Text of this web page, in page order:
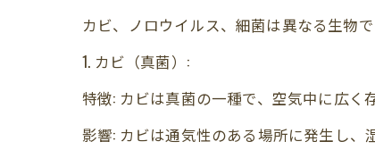
カビ、ノロウイルス、細菌は異なる生物
1. カビ（真菌）:
特徴: カビは真菌の一種で、空気中に広く
影響: カビは通気性のある場所に発生し